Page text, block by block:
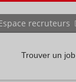
Trouver un job
recruteurs